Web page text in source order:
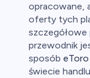
opracowane,
oferty tych
szczegółowe
przewodnik
sposób eToro
świecie